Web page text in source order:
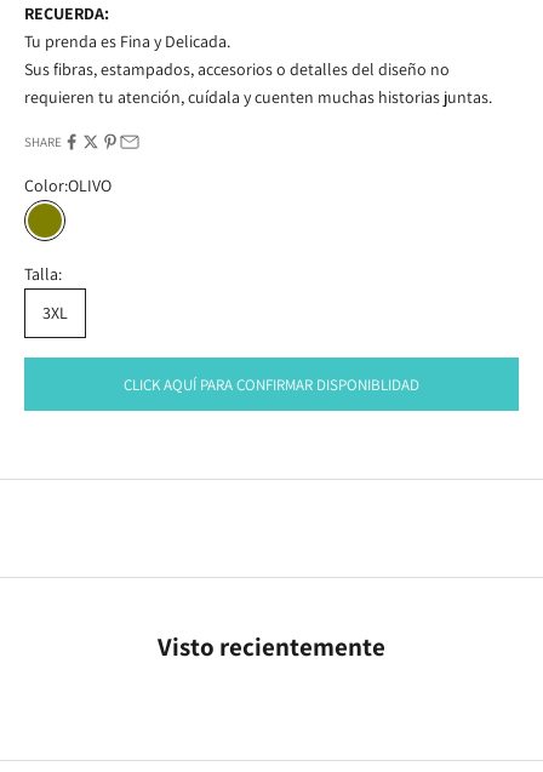
RECUERDA:
Tu prenda es Fina y Delicada.
Sus fibras, estampados, accesorios o detalles del diseño no
requieren tu atención, cuídala y cuenten muchas historias juntas.
SHARE
Color:OLIVO
OLIVO
Talla:
3XL
CLICK AQUÍ PARA CONFIRMAR DISPONIBLIDAD
Visto recientemente